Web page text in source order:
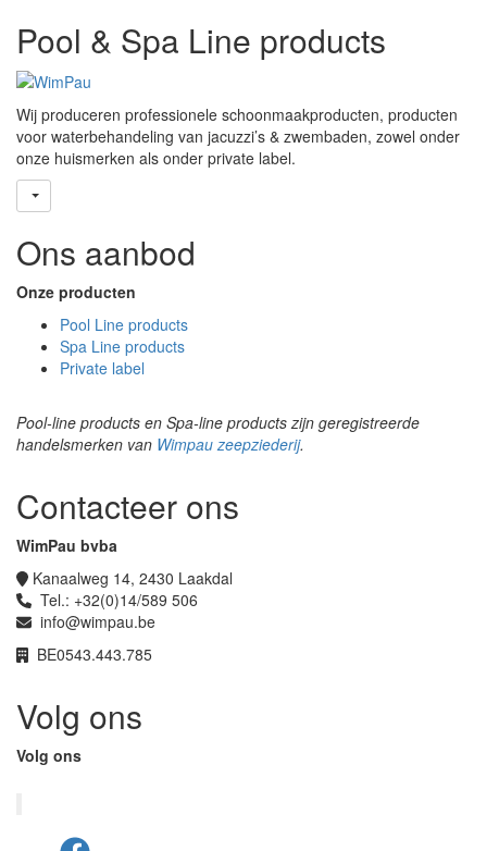
Pool & Spa Line products
Wij produceren professionele schoonmaakproducten, producten
voor waterbehandeling van jacuzzi’s & zwembaden, zowel onder
onze huismerken als onder private label.
Ons aanbod
Onze producten
Pool Line products
Spa Line products
Private label
Pool-line products en Spa-line products zijn geregistreerde
handelsmerken van Wimpau zeepziederij.
Contacteer ons
WimPau bvba
Kanaalweg 14, 2430 Laakdal
Tel.: +32(0)14/589 506
info@wimpau.be
BE0543.443.785
Volg ons
Volg ons